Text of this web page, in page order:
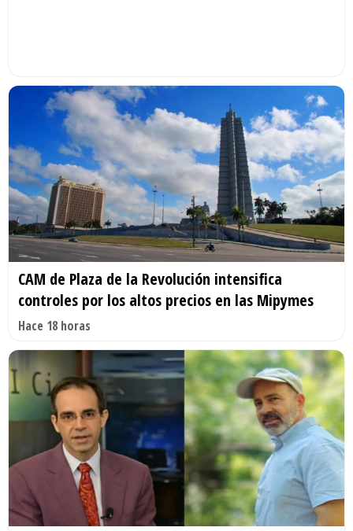
CAM de Plaza de la Revolución intensifica
controles por los altos precios en las Mipymes
Hace 18 horas